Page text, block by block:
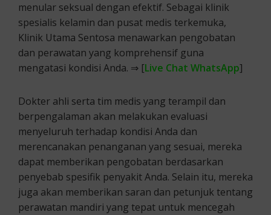
menular seksual dengan efektif. Sebagai klinik
spesialis kelamin dan pusat medis terkemuka,
Klinik Utama Sentosa menawarkan pengobatan
dan perawatan yang komprehensif guna
mengatasi kondisi Anda. ⇒ [Live Chat WhatsApp]
Dokter ahli serta tim medis yang terampil dan
berpengalaman akan melakukan evaluasi
menyeluruh terhadap kondisi Anda dan
merencanakan penanganan yang sesuai, mereka
dapat memberikan pengobatan berdasarkan
penyebab spesifik penyakit Anda. Selain itu, mereka
juga akan memberikan saran dan petunjuk tentang
perawatan mandiri yang tepat untuk mencegah